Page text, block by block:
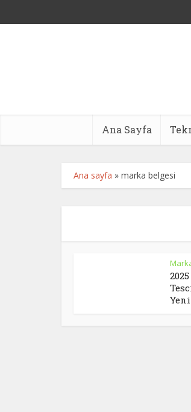
Ana Sayfa
Ana sayfa » marka belgesi